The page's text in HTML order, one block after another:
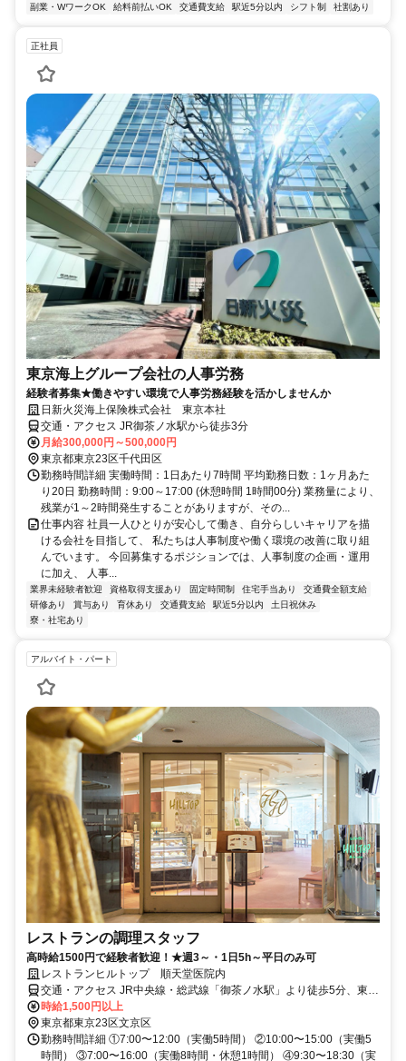
副業・WワークOK 給料前払いOK 交通費支給 駅近5分以内 シフト制 社割あり
正社員
東京海上グループ会社の人事労務
経験者募集★働きやすい環境で人事労務経験を活かしませんか
日新火災海上保険株式会社 東京本社
交通・アクセス JR御茶ノ水駅から徒歩3分
月給300,000円～500,000円
東京都東京23区千代田区
勤務時間詳細 実働時間：1日あたり7時間 平均勤務日数：1ヶ月あた
り20日 勤務時間：9:00～17:00 (休憩時間 1時間00分) 業務量により、
残業が1～2時間発生することがありますが、その...
仕事内容 社員一人ひとりが安心して働き、自分らしいキャリアを描
ける会社を目指して、 私たちは人事制度や働く環境の改善に取り組
んでいます。 今回募集するポジションでは、人事制度の企画・運用
に加え、 人事...
業界未経験者歓迎 資格取得支援あり 固定時間制 住宅手当あり
交通費全額支給
研修あり
賞与あり 育休あり 交通費支給 駅近5分以内
土日祝休み
寮・社宅あり
アルバイト・パート
レストランの調理スタッフ
高時給1500円で経験者歓迎！★週3～・1日5h～平日のみ可
レストランヒルトップ 順天堂医院内
交通・アクセス JR中央線・総武線「御茶ノ水駅」より徒歩5分、東京
メトロ丸の内線「本郷三丁目駅」より徒歩8分、東京メトロ千代田線
「新御茶ノ水駅」より徒歩7分
時給1,500円以上
東京都東京23区文京区
勤務時間詳細 ①7:00〜12:00（実働5時間） ②10:00〜15:00（実働5
時間） ③7:00〜16:00（実働8時間・休憩1時間） ④9:30〜18:30（実